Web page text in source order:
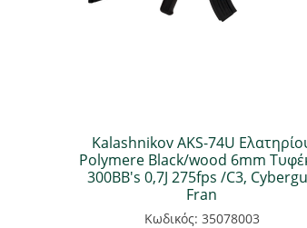
Kalashnikov ΑΚS-74U
Polymere Black/wood 6mm
300BB's 0,7J 275fps /C3,
Fran
Κωδικός: 35078003